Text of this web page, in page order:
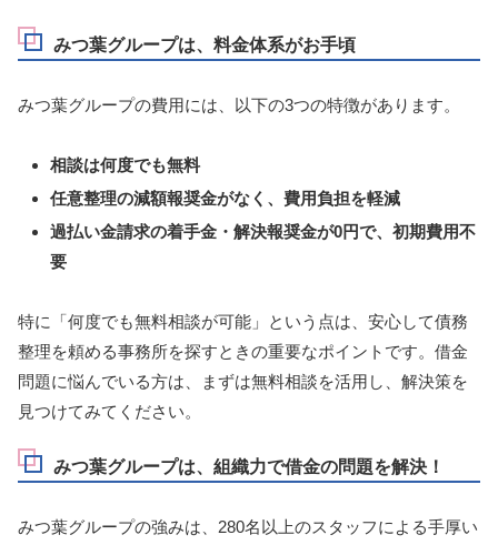
みつ葉グループは、料金体系がお手頃
みつ葉グループの費用には、以下の3つの特徴があります。
相談は何度でも無料
任意整理の減額報奨金がなく、費用負担を軽減
過払い金請求の着手金・解決報奨金が0円で、初期費用不
要
特に「何度でも無料相談が可能」という点は、安心して債務
整理を頼める事務所を探すときの重要なポイントです。借金
問題に悩んでいる方は、まずは無料相談を活用し、解決策を
見つけてみてください。
みつ葉グループは、組織力で借金の問題を解決！
みつ葉グループの強みは、280名以上のスタッフによる手厚い